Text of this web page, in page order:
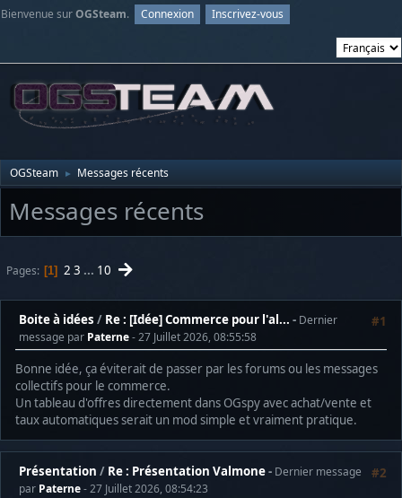
Bienvenue surOGSteam. Connexion Inscrivez-vous
OGSteam ► Messages récents
Messages récents
Pages 1 2 3 ... 10
#1
Boite à idées / Re : [Idée] Commerce pour l'al...
Dernier
message par Paterne- 27 Juillet 2026, 08:55:58
Bonne idée, ça éviterait de passer par les forums ou les messages
collectifs pour le commerce.
Un tableau d'offres directement dans OGspy avec achat/vente et
taux automatiques serait un mod simple et vraiment pratique.
#2
Présentation / Re : Présentation Valmone
Dernier message
par Paterne- 27 Juillet 2026, 08:54:23